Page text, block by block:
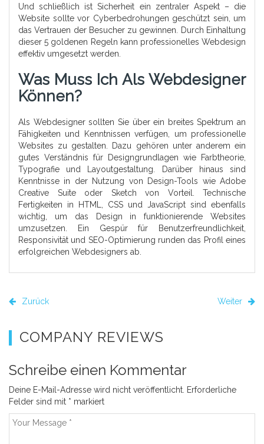
Und schließlich ist Sicherheit ein zentraler Aspekt – die
Website sollte vor Cyberbedrohungen geschützt sein, um
das Vertrauen der Besucher zu gewinnen. Durch Einhaltung
dieser 5 goldenen Regeln kann professionelles Webdesign
effektiv umgesetzt werden.
Was Muss Ich Als Webdesigner
Können?
Als Webdesigner sollten Sie über ein breites Spektrum an
Fähigkeiten und Kenntnissen verfügen, um professionelle
Websites zu gestalten. Dazu gehören unter anderem ein
gutes Verständnis für Designgrundlagen wie Farbtheorie,
Typografie und Layoutgestaltung. Darüber hinaus sind
Kenntnisse in der Nutzung von Design-Tools wie Adobe
Creative Suite oder Sketch von Vorteil. Technische
Fertigkeiten in HTML, CSS und JavaScript sind ebenfalls
wichtig, um das Design in funktionierende Websites
umzusetzen. Ein Gespür für Benutzerfreundlichkeit,
Responsivität und SEO-Optimierung runden das Profil eines
erfolgreichen Webdesigners ab.
Zurück Weiter
COMPANY REVIEWS
Schreibe einen Kommentar
Deine E-Mail-Adresse wird nicht veröffentlicht. Erforderliche
Felder sind mit * markiert